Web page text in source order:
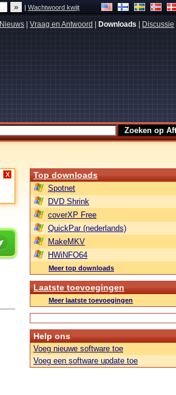
|Wachtwoord kwijt
Nieuws Vraag en Antwoord Downloads Discussie
X Top downloads
Spotnet
DVD Shrink
coverXP Free
QuickPar (nederlands)
MakeMKV
HWiNFO64
Meer top downloads
Laatste toevoegingen
Meer laatste toevoegingen
Help ons
Voeg nieuwe software toe
Voeg een software update toe